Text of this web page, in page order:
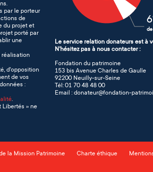
par le porteur
de
du projet et
porté par
une
réalisation
d'opposition
de vos
:
Libertés » ne
6
Le service relation donateurs est à
N'hésitez pas à nous contacter :
Fondation du patrimoine
153 bis Avenue Charles de Gaulle
92200 Neuilly-sur-Seine
Tél: 01 70 48 48 00
Email : donateur@fondation-
la Mission Patrimoine Charte éthique